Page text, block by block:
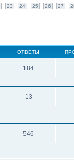
23 24 25 26 27
ОТВЕТЫ
184
13
546